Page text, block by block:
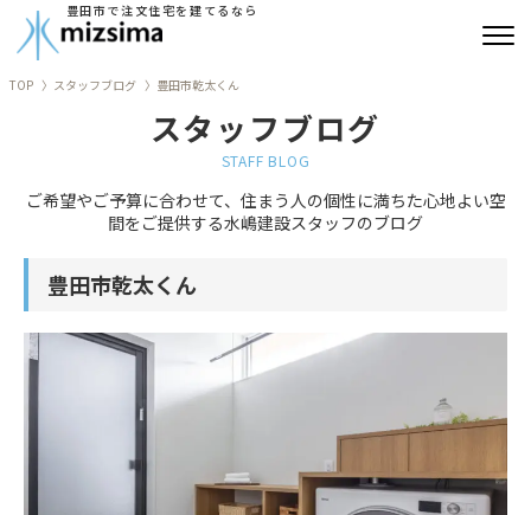
豊田市で注文住宅を建てるなら
リフォーム
古民家再生
建築実績
TOP スタッフブログ 豊田市乾太くん
スタッフブログ
STAFF BLOG
ご希望やご予算に合わせて、住まう人の個性に満ちた心地よい空
間をご提供する水嶋建設スタッフのブログ
豊田市乾太くん